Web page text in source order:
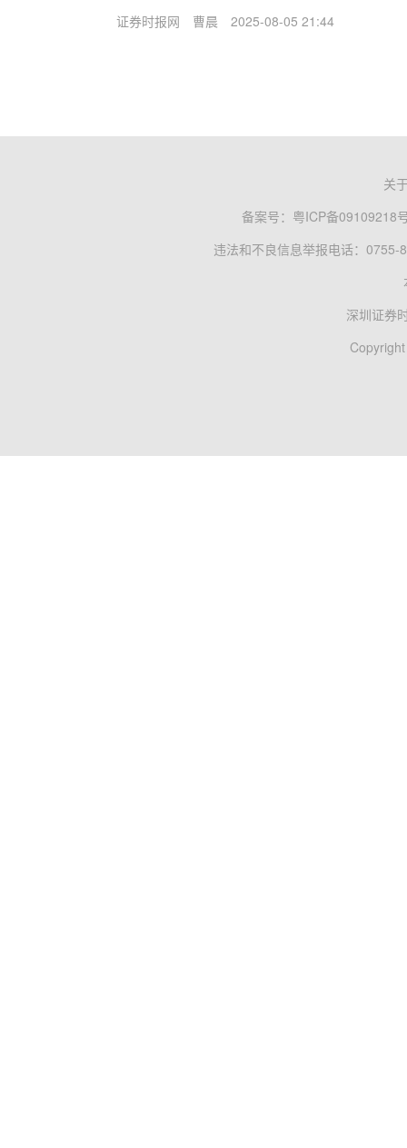
证券时报网 曹晨 2025-08-05 21:44
关
备案号： 粤ICP备09109218
违法和不良信息举报电话：0755-
深圳证券